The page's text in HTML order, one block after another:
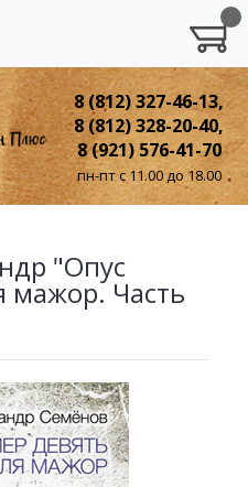
8 (812) 327-46-13,
8 (812) 328-20-40,
8 (921) 576-41-70
пн-пт с 11.00 до 18.00
"Опус
мажор. Часть